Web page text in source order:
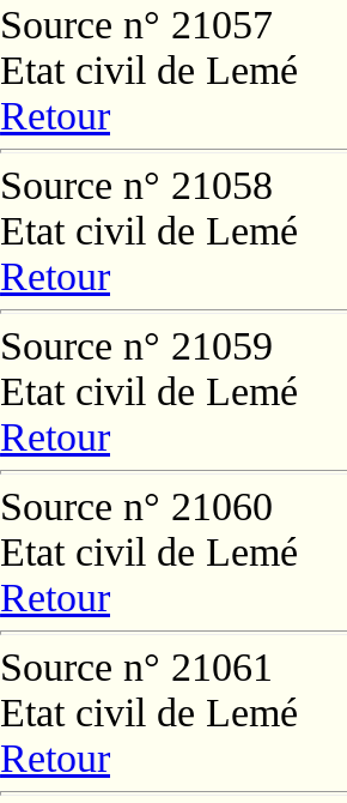
Source n° 21057
Etat civil de Lemé
Retour
Source n° 21058
Etat civil de Lemé
Retour
Source n° 21059
Etat civil de Lemé
Retour
Source n° 21060
Etat civil de Lemé
Retour
Source n° 21061
Etat civil de Lemé
Retour